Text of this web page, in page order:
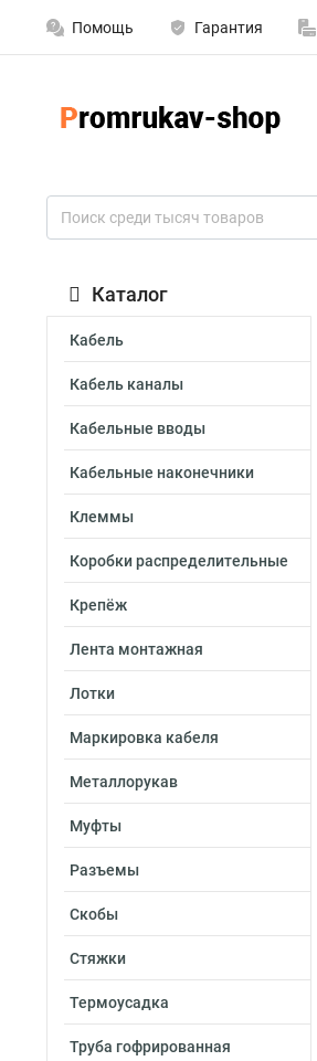
Помощь Гарантия
Каталог
Кабель
Кабель каналы
Кабельные вводы
Кабельные наконечники
Клеммы
Коробки распределительные
Крепёж
Лента монтажная
Лотки
Маркировка кабеля
Металлорукав
Муфты
Разъемы
Скобы
Стяжки
Термоусадка
Труба гофрированная